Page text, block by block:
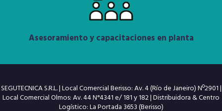
Asesoramiento y capacitaciones en planta
SEGUTECNICA S.R.L. | Local Comercial Berisso: Av. 4 (Río de Janeiro) Nº2901 |
Local Comercial Olmos: Av. 44 N°4341 e/ 181 y 182 | Distribuidora & Centro
Logístico: La Portada 3653 (Berisso)